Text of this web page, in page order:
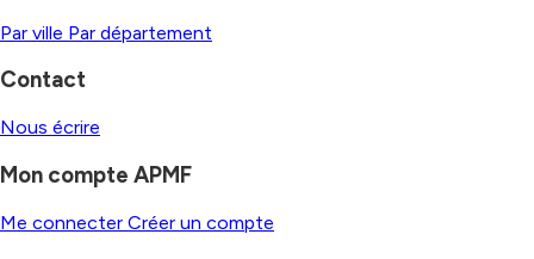
Par ville Par département
Contact
Nous écrire
Mon compte APMF
Me connecter Créer un compte